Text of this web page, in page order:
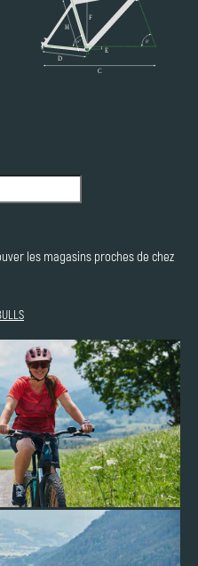
les magasins proches de chez